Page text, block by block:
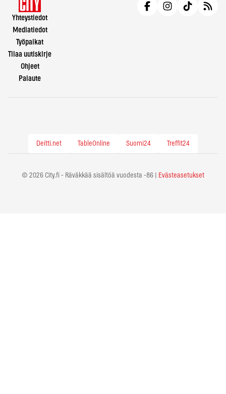
Yhteystiedot
Mediatiedot
Työpaikat
Tilaa uutiskirje
Ohjeet
Palaute
Deitti.net TableOnline Suomi24 Treffit24
© 2026 City.fi - Räväkkää sisältöä vuodesta -86 | Evästeasetukset